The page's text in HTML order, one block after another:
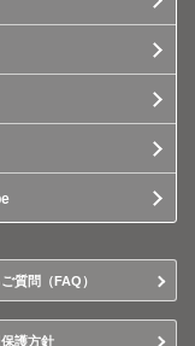
質問（FAQ）
護方針